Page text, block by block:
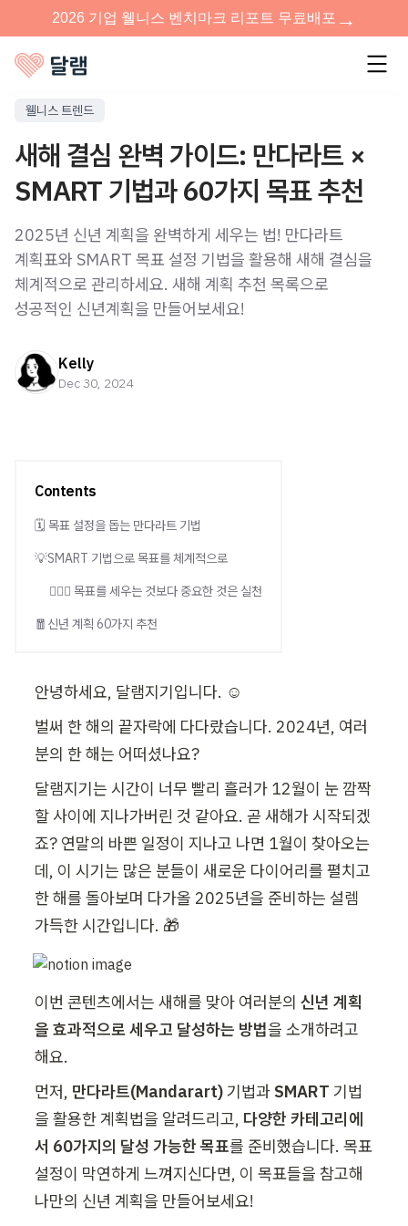
웰니스 트렌드
새해 결심 완벽 가이드: 만다라트 ×
SMART 기법과 60가지 목표 추천
2025년 신년 계획을 완벽하게 세우는 법! 만다라트
계획표와 SMART 목표 설정 기법을 활용해 새해 결심을
체계적으로 관리하세요. 새해 계획 추천 목록으로
성공적인 신년계획을 만들어보세요!
Kelly
Dec 30, 2024
Contents
🗓️ 목표 설정을 돕는 만다라트 기법
💡SMART 기법으로 목표를 체계적으로
🤸🏻‍♀️ 목표를 세우는 것보다 중요한 것은 실천
🧧신년 계획 60가지 추천
안녕하세요, 달램지기입니다. ☺️
벌써 한 해의 끝자락에 다다랐습니다. 2024년, 여러
분의 한 해는 어떠셨나요?
달램지기는 시간이 너무 빨리 흘러가 12월이 눈 깜짝
할 사이에 지나가버린 것 같아요. 곧 새해가 시작되겠
죠? 연말의 바쁜 일정이 지나고 나면 1월이 찾아오는
데, 이 시기는 많은 분들이 새로운 다이어리를 펼치고
한 해를 돌아보며 다가올 2025년을 준비하는 설렘
가득한 시간입니다. 🎁
이번 콘텐츠에서는 새해를 맞아 여러분의 신년 계획
을 효과적으로 세우고 달성하는 방법을 소개하려고
해요.
먼저, 만다라트(Mandarart) 기법과 SMART 기법
을 활용한 계획법을 알려드리고, 다양한 카테고리에
서 60가지의 달성 가능한 목표를 준비했습니다. 목표
설정이 막연하게 느껴지신다면, 이 목표들을 참고해
나만의 신년 계획을 만들어보세요!